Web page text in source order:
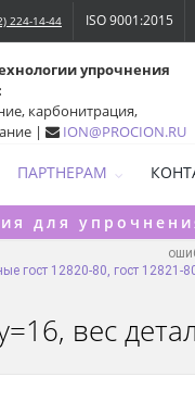
224-14-44 ISO 9001:2015
упрочнения
карбонитрация,
|
ION@PROCION.RU
ПАРТНЕРАМ
для
гост 12820-80, гост 12821-
вес